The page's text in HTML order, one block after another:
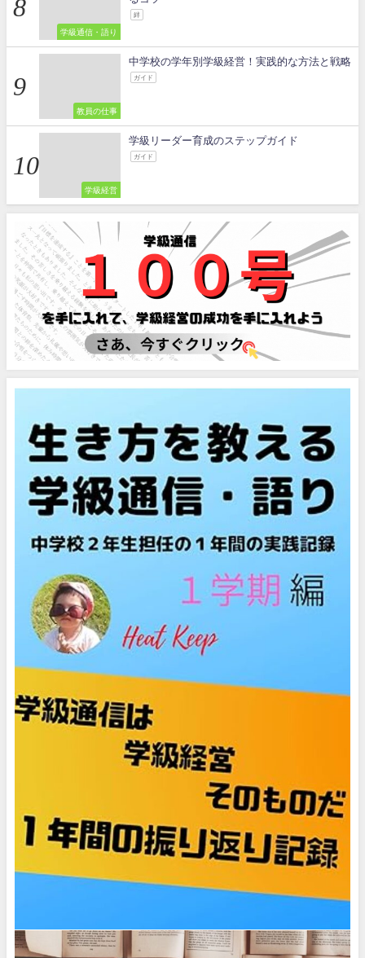
学級通信・語り
絆
教員の仕事
中学校の学年別学級経営！実践的な方法と戦略
ガイド
学級経営
学級リーダー育成のステップガイド
ガイド